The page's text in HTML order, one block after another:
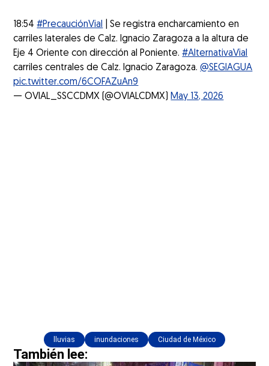
18:54#PrecauciónVial
| Se registra encharcamiento en
carriles laterales de Calz. Ignacio Zaragoza a la altura de
Eje 4 Oriente con dirección al Poniente.#AlternativaVial
carriles centrales de Calz. Ignacio Zaragoza.@SEGIAGUA
pic.twitter.com/6COFAZuAn9
— OVIAL_SSCCDMX (@OVIALCDMX) May 13, 2026
lluvias inundaciones Ciudad de México
También lee: